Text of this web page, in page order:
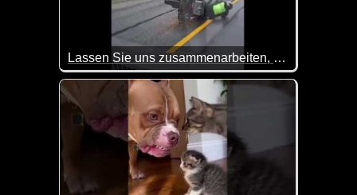
Lassen Sie uns zusammenarbeiten, um die Welt besser zu machen